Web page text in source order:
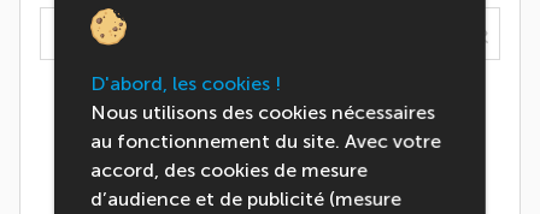
Mot de passe oublié ?
Vous n'avez pas reçu le mail de validation ?
D'abord, les cookies !
Nous utilisons des cookies nécessaires
au fonctionnement du site. Avec votre
accord, des cookies de mesure
d’audience et de publicité (mesure